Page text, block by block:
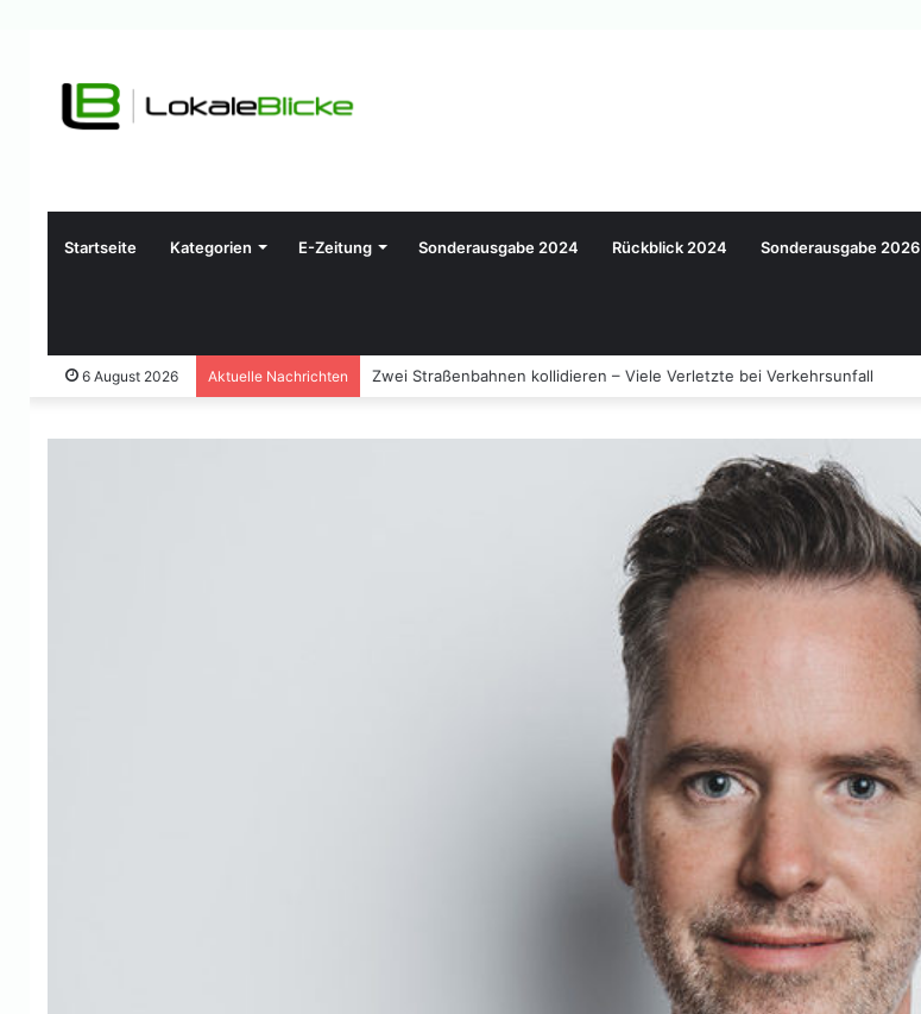
Startseite Kategorien E-Zeitung Sonderausgabe 2024 Rückblick 2024 Sonderausgabe 2026
6 August 2026 Aktuelle Nachrichten Zwei Straßenbahnen kollidieren – Viele Verletzte bei Verkehrsunfall